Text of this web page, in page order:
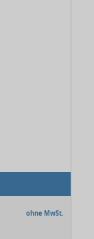
ohne MwSt.